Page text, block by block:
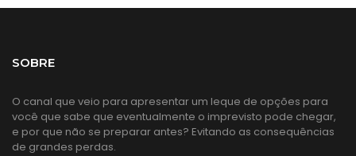
SOBRE
O canal que veio para apresentar um leque de opções para
você que sabe que eventualmente o imprevisto pode chegar,
e por que não se preparar antes? Evitando as consequências
de grandes perdas.